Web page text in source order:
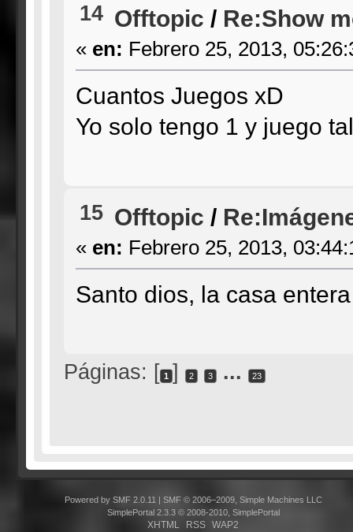
14 Offtopic / Re:Show
« en: Febrero 25, 2013,
Cuantos Juegos xD
Yo solo tengo 1 y juego
15 Offtopic /
« en: Febrero 25, 2013,
Santo dios, la casa
Páginas: [ 1 ] 2 3 ... 23
Powered by SMF 2.0.11
SMF © 2006–2009, Simple Machines LLC
SimplePortal 2.3.3 © 2008-2010, SimplePortal
XHTML RSS WAP2